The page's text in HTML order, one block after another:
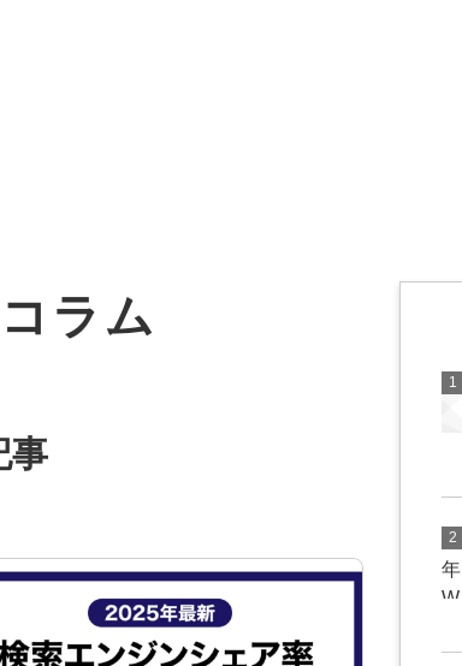
社内コ
営業改
定額
定額制
採用
ント
ラム
事
1
2